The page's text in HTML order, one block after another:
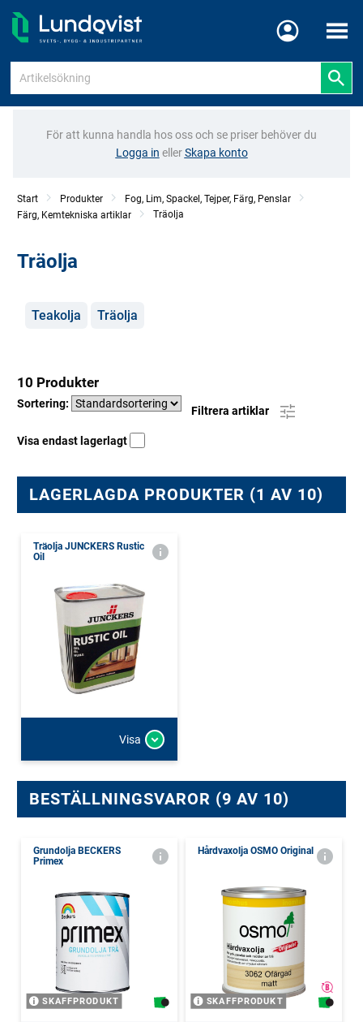
Meny
För att kunna handla hos oss och se priser behöver du
Logga in ellerSkapa konto
Start Produkter
Fog, Lim, Spackel, Tejper, Färg, Penslar
Färg, Kemtekniska artiklar
Träolja
Träolja
Kategorier
Teakolja Träolja
10 Produkter
Sortering:
Filtrera artiklar
Visa endast lagerlagt
LAGERLAGDA PRODUKTER (1 AV 10)
Träolja JUNCKERS Rustic
Oil
Visa
BESTÄLLNINGSVAROR (9 AV 10)
Grundolja BECKERS
Primex
SKAFFPRODUKT
Hårdvaxolja OSMO Original
SKAFFPRODUKT